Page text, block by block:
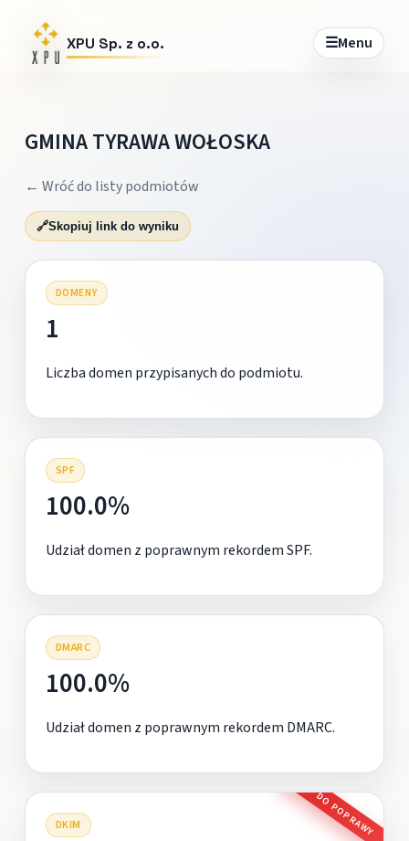
XPU Sp. z o.o. ☰Menu
GMINA TYRAWA WOŁOSKA
← Wróć do listy podmiotów
🔗Skopiuj link do wyniku
DOMENY
1
Liczba domen przypisanych do podmiotu.
SPF
100.0%
Udział domen z poprawnym rekordem SPF.
DMARC
100.0%
Udział domen z poprawnym rekordem DMARC.
DKIM DO POPRAWY